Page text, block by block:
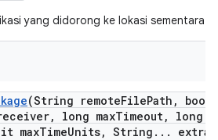
yang didorong ke lokasi sementara
(String remoteFilePath ,
, long maxTimeout,
long
maxTimeUnits, String . . . extra